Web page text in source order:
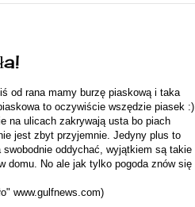
od rana mamy burzę piaskową i taka
to oczywiście wszędzie piasek :)
na ulicach zakrywają usta bo piach
jest zbyt przyjemnie. Jedyny plus to
oddychać, wyjątkiem są takie
domu. No ale jak tylko pogoda znów się
www.gulfnews.com)